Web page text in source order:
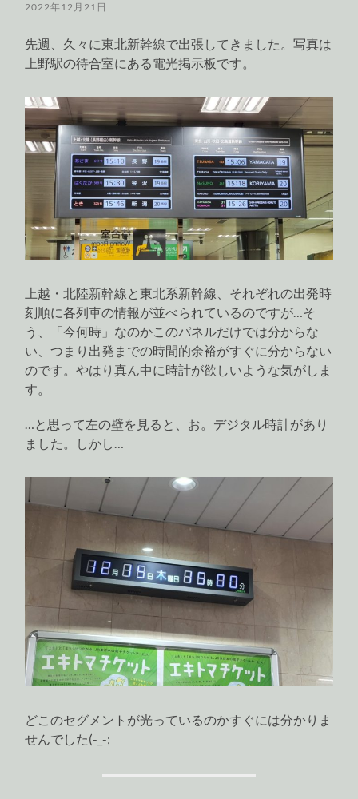
2022年12月21日
先週、久々に東北新幹線で出張してきました。写真は
上野駅の待合室にある電光掲示板です。
上越・北陸新幹線と東北系新幹線、それぞれの出発時
刻順に各列車の情報が並べられているのですが…そ
う、「今何時」なのかこのパネルだけでは分からな
い、つまり出発までの時間的余裕がすぐに分からない
のです。やはり真ん中に時計が欲しいような気がしま
す。
…と思って左の壁を見ると、お。デジタル時計があり
ました。しかし…
どこのセグメントが光っているのかすぐには分かりま
せんでした(-_-;